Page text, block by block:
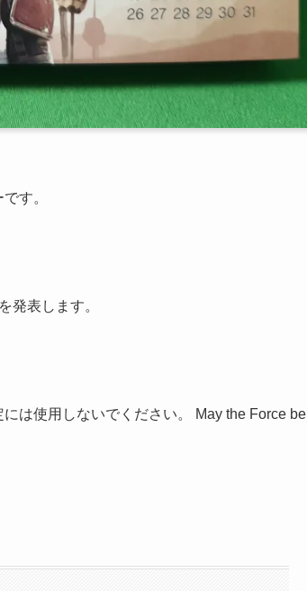
す。
発表します。
は使用しないでください。 May the Force be